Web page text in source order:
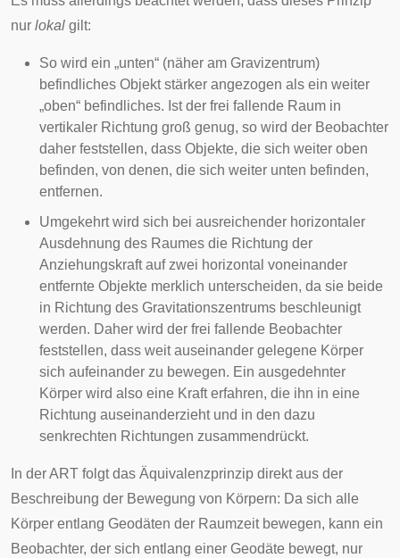
nur lokal gilt:
So wird ein „unten“ (näher am Gravizentrum)
befindliches Objekt stärker angezogen als ein weiter
„oben“ befindliches. Ist der frei fallende Raum in
vertikaler Richtung groß genug, so wird der Beobachter
daher feststellen, dass Objekte, die sich weiter oben
befinden, von denen, die sich weiter unten befinden,
entfernen.
Umgekehrt wird sich bei ausreichender horizontaler
Ausdehnung des Raumes die Richtung der
Anziehungskraft auf zwei horizontal voneinander
entfernte Objekte merklich unterscheiden, da sie beide
in Richtung des Gravitationszentrums beschleunigt
werden. Daher wird der frei fallende Beobachter
feststellen, dass weit auseinander gelegene Körper
sich aufeinander zu bewegen. Ein ausgedehnter
Körper wird also eine Kraft erfahren, die ihn in eine
Richtung auseinanderzieht und in den dazu
senkrechten Richtungen zusammendrückt.
In der ART folgt das Äquivalenzprinzip direkt aus der
Beschreibung der Bewegung von Körpern: Da sich alle
Körper entlang Geodäten der Raumzeit bewegen, kann ein
Beobachter, der sich entlang einer Geodäte bewegt, nur